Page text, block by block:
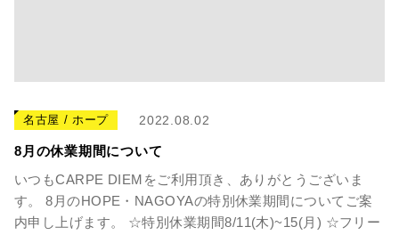
名古屋 / ホープ 2022.08.02
8月の休業期間について
いつもCARPE DIEMをご利用頂き、ありがとうございま
す。 8月のHOPE・NAGOYAの特別休業期間についてご案
内申し上げます。 ☆特別休業期間8/11(木)~15(月) ☆フリー